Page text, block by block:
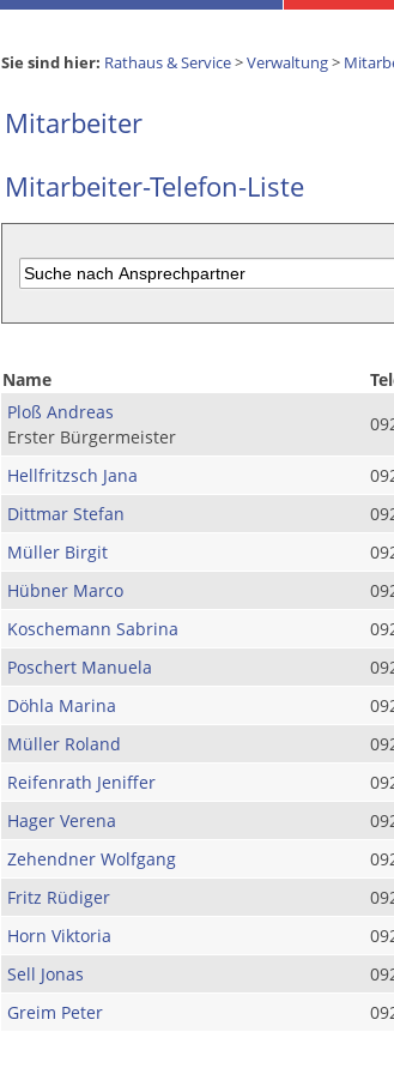
Sie sind hier: Rathaus & Service>Verwaltung>
Mitarbeiter
Mitarbeiter-Telefon-Liste
Name
Ploß Andreas
Erster Bürgermeister
Hellfritzsch Jana
Dittmar Stefan
Müller Birgit
Hübner Marco
Koschemann Sabrina
Poschert Manuela
Döhla Marina
Müller Roland
Reifenrath Jeniffer
Hager Verena
Zehendner Wolfgang
Fritz Rüdiger
Horn Viktoria
Sell Jonas
Greim Peter